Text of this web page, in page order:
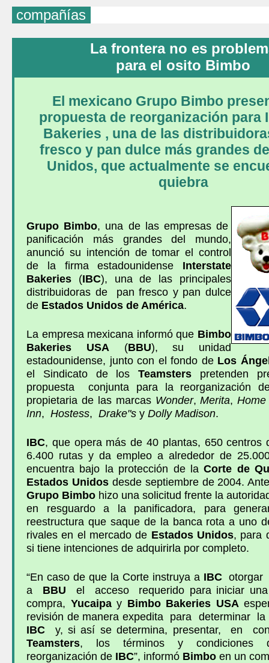
compañías
La frontera no es
para el osito Bimbo
El mexicano Grupo Bimbo
propuesta de reorganización para
Bakeries , una de las
fresco y pan dulce más grandes
Unidos, que actualmente se
quiebra
Grupo Bimbo, una de las empresas de
panificación más grandes del mundo,
anunció su intención de tomar el control
de la firma estadounidense Interstate
Bakeries (IBC), una de las principales
distribuidoras de pan fresco y pan dulce
de Estados Unidos de América.
La empresa mexicana informó que Bimbo
Bakeries
USA (BBU), su unidad
estadounidense, junto con el fondo de Los
el Sindicato de los Teamsters pretenden
propuesta conjunta para la reorganización
propietaria de las marcas Wonder,Merita,
Inn, Hostess, Drake"s y Dolly Madison.
IBC, que opera más de 40 plantas, 650 centros
6.400 rutas y da empleo a alrededor de
encuentra bajo la protección de laCorte de
Estados Unidosdesde septiembre de 2004.
Grupo Bimbo hizo una solicitud frente la
en resguardo a la panificadora, para
reestructura que saque de la banca rota a uno
rivales en el mercado de Estados Unidos, para
si tiene intenciones de adquirirla por completo.
“En caso de que la Corte instruya a IBC
a BBU el acceso requerido para iniciar
compra, Yucaipay Bimbo Bakeries USA
revisión de manera expedita para determinar
IBC y, si así se determina, presentar, en
Teamsters, los términos y condiciones
reorganización de IBC”, informó Bimbo en un